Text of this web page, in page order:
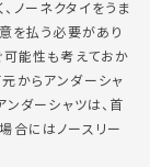
ノーネクタイをうま
を払う必要があり
可能性も考えておか
からアンダーシャ
ンダーシャツは、首
合にはノースリー